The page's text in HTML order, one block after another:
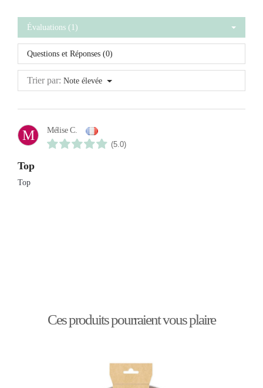
Évaluations (1)
Questions et Réponses (0)
Trier par: Note élevée
M
Mélise C.
(5.0)
Top
Top
Ces produits pourraient vous plaire